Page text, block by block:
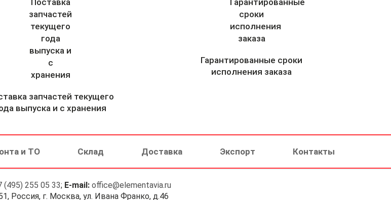
запчастей текущего
выпуска и с хранения
Гарантированные сроки
исполнения заказа
и ТО Склад Доставка Экспорт Контакты
(495) 255 05 33; E-mail: office@elementavia.ru
Россия, г. Москва, ул. Ивана Франко, д.46